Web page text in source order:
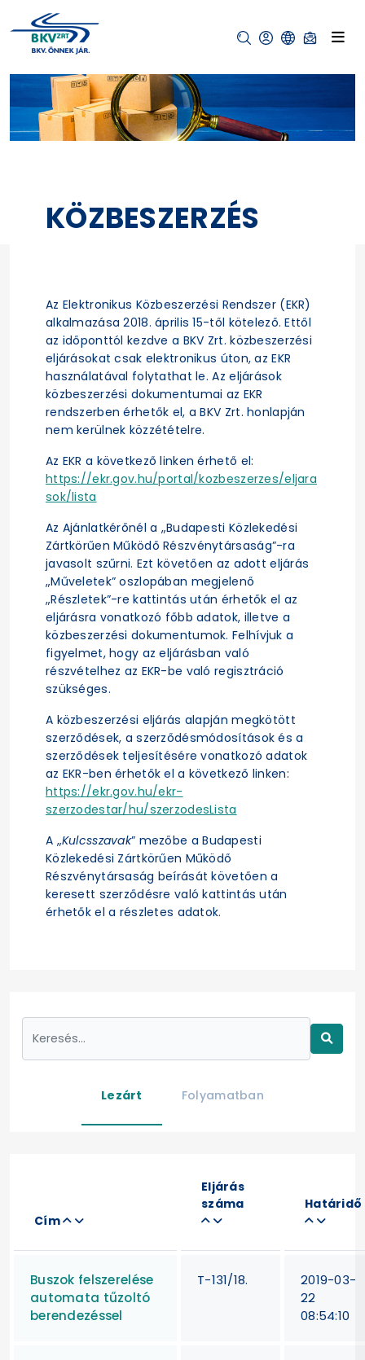
KÖZBESZERZÉS
Az Elektronikus Közbeszerzési Rendszer (EKR)
alkalmazása 2018. április 15-től kötelező. Ettől
az időponttól kezdve a BKV Zrt. közbeszerzési
eljárásokat csak elektronikus úton, az EKR
használatával folytathat le. Az eljárások
közbeszerzési dokumentumai az EKR
rendszerben érhetők el, a BKV Zrt. honlapján
nem kerülnek közzétételre.
Az EKR a következő linken érhető el:
https://ekr.gov.hu/portal/kozbeszerzes/eljara
sok/lista
Az Ajánlatkérőnél a „Budapesti Közlekedési
Zártkörűen Működő Részvénytársaság”-ra
javasolt szűrni. Ezt követően az adott eljárás
„Műveletek” oszlopában megjelenő
„Részletek”-re kattintás után érhetők el az
eljárásra vonatkozó főbb adatok, illetve a
közbeszerzési dokumentumok. Felhívjuk a
figyelmet, hogy az eljárásban való
részvételhez az EKR-be való regisztráció
szükséges.
A közbeszerzési eljárás alapján megkötött
szerződések, a szerződésmódosítások és a
szerződések teljesítésére vonatkozó adatok
az EKR-ben érhetők el a következő linken:
https://ekr.gov.hu/ekr-
szerzodestar/hu/szerzodesLista
A „Kulcsszavak” mezőbe a Budapesti
Közlekedési Zártkörűen Működő
Részvénytársaság beírását követően a
keresett szerződésre való kattintás után
érhetők el a részletes adatok.
Lezárt Folyamatban
Cím
Eljárás
száma
Határidő
Buszok felszerelése
automata tűzoltó
berendezéssel
T-131/18.
2019-03-
22
08:54:10